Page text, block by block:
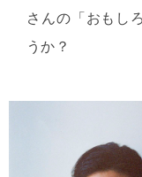
さんの「おもし
うか？